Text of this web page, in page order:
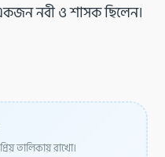
নবী ও শাসক ছিলেন।
তালিকায় রাখো।